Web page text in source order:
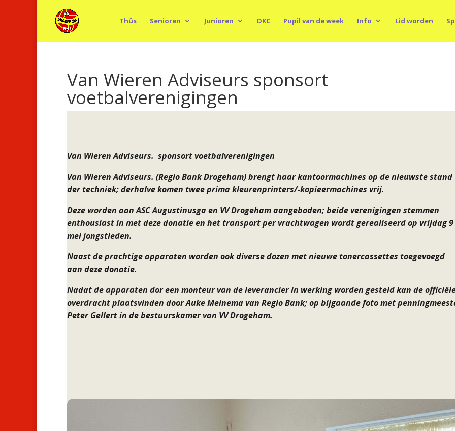
Thûs Senioren Junioren DKC Pupil van de week Info Lid worden
Van Wieren Adviseurs sponsort
voetbalverenigingen
Van Wieren Adviseurs. sponsort voetbalverenigingen
Van Wieren Adviseurs. (Regio Bank Drogeham) brengt haar kantoormachines op de nieuwste stand
der techniek; derhalve komen twee prima kleurenprinters/-kopieermachines vrij.
Deze worden aan ASC Augustinusga en VV Drogeham aangeboden; beide verenigingen stemmen
enthousiast in met deze donatie en het transport per vrachtwagen wordt gerealiseerd op vrijdag 9
mei jongstleden.
Naast de prachtige apparaten worden ook diverse dozen met nieuwe tonercassettes toegevoegd
aan deze donatie.
Nadat de apparaten dor een monteur van de leverancier in werking worden gesteld kan de
overdracht plaatsvinden door Auke Meinema van Regio Bank; op bijgaande foto met
Peter Gellert in de bestuurskamer van VV Drogeham.